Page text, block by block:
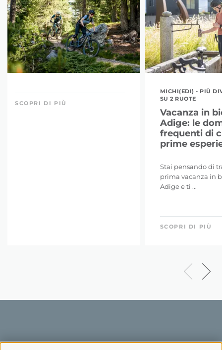
SCOPRI DI PIÙ
MICHI(EDI) - PIÙ
SU 2 RUOTE
Vacanza in
Adige: le
frequenti di
prime
Stai pensando di
prima vacanza in
Adige e ti ...
SCOPRI DI PIÙ